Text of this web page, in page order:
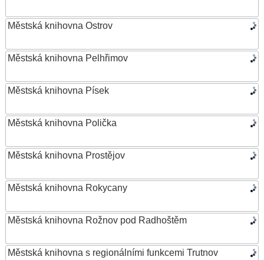
Městská knihovna Ostrov
Městská knihovna Pelhřimov
Městská knihovna Písek
Městská knihovna Polička
Městská knihovna Prostějov
Městská knihovna Rokycany
Městská knihovna Rožnov pod Radhoštěm
Městská knihovna s regionálními funkcemi Trutnov